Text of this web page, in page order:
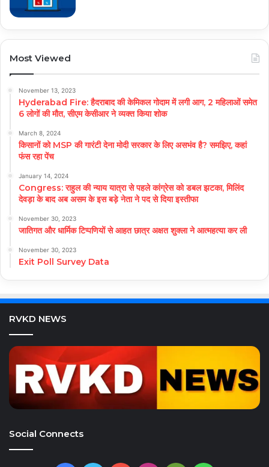
Most Viewed
November 13, 2023
Hyderabad Fire: हैदराबाद की केमिकल गोदाम में लगी आग, 2 महिलाओं समेत
6 लोगों की मौत, सीएम केसीआर ने व्यक्त किया शोक
March 8, 2024
किसानों को MSP की गारंटी देना मोदी सरकार के लिए असभंव है? समझिए, कहां
फंस रहा पेंच
January 14, 2024
Congress: राहुल की न्याय यात्रा से पहले कांग्रेस को डबल झटका, मिलिंद
देवड़ा के बाद अब असम के इस बड़े नेता ने पद से दिया इस्तीफा
November 30, 2023
जातिगत और धार्मिक टिप्पणियों से आहत छात्र अक्षत शुक्ला ने आत्महत्या कर ली
November 30, 2023
Exit Poll Survey Data
RVKD NEWS
Social Connects